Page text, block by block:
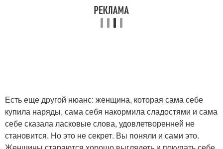
Есть еще другой нюанс: женщина, которая сама себе
купила наряды, сама себя накормила сладостями и сама
себе сказала ласковые слова, удовлетворенней не
становится. Но это не секрет. Вы поняли и сами это.